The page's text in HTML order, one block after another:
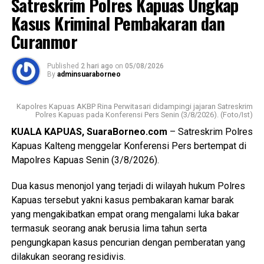
Menurutnya kunjungan kasih ini merupakan bentuk
perhatian pemerintah daerah kepada masyarakat yang
tergolong rentan sekaligus memperkuat pelaksanaan
transformasi Posyandu yang kini tidak hanya berfokus
pada pelayanan kesehatan ibu dan anak, tetapi juga
mencakup enam bidang Standar Pelayanan Minimal.
Ia mengatakan keberhasilan implementasi Posyandu 6
Bidang SPM memerlukan kolaborasi seluruh pihak mulai
dari pemerintah daerah pemerintah kecamatan pemerintah
desa tenaga kesehatan kader Posyandu hingga
“Oleh karena itu sinergi lintas sektor menjadi kunci agar
berbagai persoalan kesehatan dan sosial dapat dideteksi
sejak dini serta ditangani secara cepat dan tepat, ” katanya.
Lebih lanjut ia mengatakan melalui kegiatan tersebut Tim
Kasus Kriminal Pembakaran dan
Curanmor
Published 2 hari ago on 05/08/2026
By adminsuaraborneo
Kapolres Kapuas AKBP Rina Perwitasari didampingi jajaran Satreskrim
Polres Kapuas pada Konferensi Pers Senin (3/8/2026). (Foto/Ist)
KUALA KAPUAS, SuaraBorneo.com – Satreskrim Polres
Kapuas Kalteng menggelar Konferensi Pers bertempat di
Mapolres Kapuas Senin (3/8/2026).
Dua kasus menonjol yang terjadi di wilayah hukum Polres
Kapuas tersebut yakni kasus pembakaran kamar barak
yang mengakibatkan empat orang mengalami luka bakar
termasuk seorang anak berusia lima tahun serta
pengungkapan kasus pencurian dengan pemberatan yang
dilakukan seorang residivis.